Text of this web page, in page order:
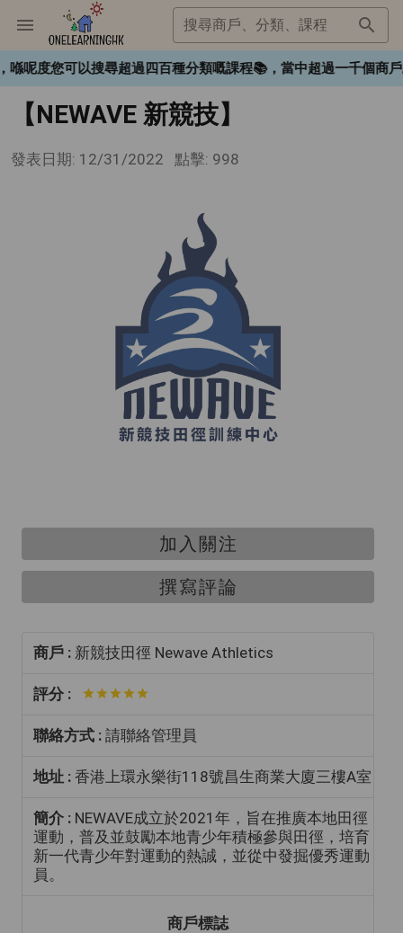
搜尋商戶、分類、課程
度您可以搜尋超過四百種分類嘅課程📚，當中超過一千個商戶/
【NEWAVE 新競技】
發表日期: 12/31/2022 點擊: 998
加入關注
撰寫評論
商戶 : 新競技田徑 Newave Athletics
評分 :
聯絡方式 : 請聯絡管理員
地址 : 香港上環永樂街118號昌生商業大廈三樓A室
簡介 : NEWAVE成立於2021年，旨在推廣本地田徑
運動，普及並鼓勵本地青少年積極參與田徑，培育
新一代青少年對運動的熱誠，並從中發掘優秀運動
員。
商戶標誌